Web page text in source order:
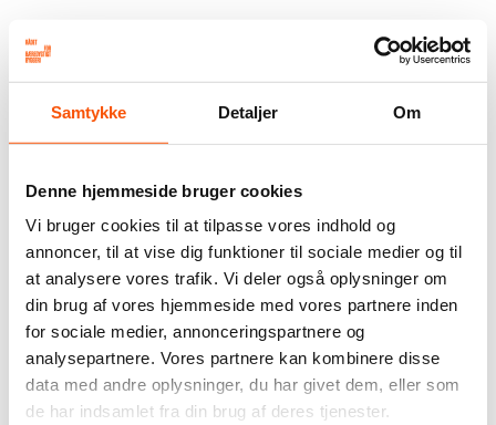
Samtykke Detaljer Om
Denne hjemmeside bruger cookies
Vi bruger cookies til at tilpasse vores indhold og
annoncer, til at vise dig funktioner til sociale medier og til
at analysere vores trafik. Vi deler også oplysninger om
din brug af vores hjemmeside med vores partnere inden
for sociale medier, annonceringspartnere og
analysepartnere. Vores partnere kan kombinere disse
data med andre oplysninger, du har givet dem, eller som
de har indsamlet fra din brug af deres tjenester.